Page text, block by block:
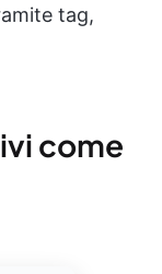
tag,
come